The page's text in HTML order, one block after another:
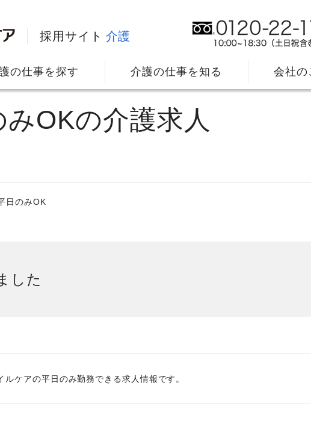
採用サイト 介護
の仕事を探す 介護の仕事を知る
資格取得サポート制度 福
会社の
社員主役のプロジェクト 職
みOKの介護求人
日のみOK
した
ルケアの平日のみ勤務できる求人情報です。